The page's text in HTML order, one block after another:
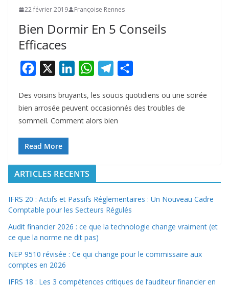
22 février 2019 Françoise Rennes
Bien Dormir En 5 Conseils
Efficaces
c
e
o
k
n
k
n
W
a
t
l
e
r
t
Des voisins bruyants, les soucis quotidiens ou une soirée
bien arrosée peuvent occasionnés des troubles de
sommeil. Comment alors bien
Read More
ARTICLES RECENTS
IFRS 20 : Actifs et Passifs Réglementaires : Un Nouveau Cadre
Comptable pour les Secteurs Régulés
Audit financier 2026 : ce que la technologie change vraiment (et
ce que la norme ne dit pas)
NEP 9510 révisée : Ce qui change pour le commissaire aux
comptes en 2026
IFRS 18 : Les 3 compétences critiques de l’auditeur financier en